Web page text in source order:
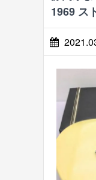
1969 ス